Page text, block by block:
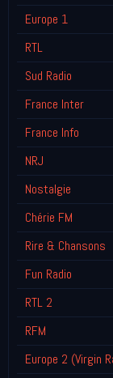
Europe 1
RTL
Sud Radio
France Inter
France Info
NRJ
Nostalgie
Chérie FM
Rire & Chansons
Fun Radio
RTL 2
RFM
Europe 2 (Virgin